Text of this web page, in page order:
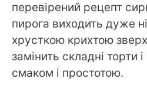
перевірений рецепт
пирога виходить дуже
хрусткою крихтою
замінить складні торти
смаком і простотою.